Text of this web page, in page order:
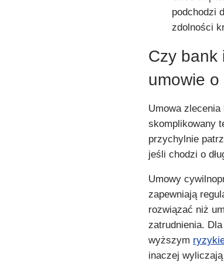
podchodzi
zdolności
Czy bank
umowie o
Umowa zlecenia
skomplikowany
przychylnie
jeśli chodzi o
Umowy
zapewniają
rozwiązać niż
zatrudnienia.
wyższym
inaczej